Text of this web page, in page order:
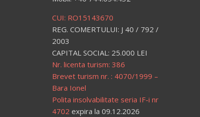
CUI: RO15143670
REG. COMERTULUI: J 40 / 792 /
2003
CAPITAL SOCIAL: 25.000 LEI
Nr. licenta turism: 386
Brevet turism nr. : 4070/1999 –
Bara Ionel
Polita insolvabilitate seria IF-i nr
4702 expira la 09.12.2026